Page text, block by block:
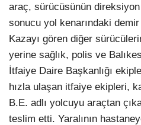
araç, sürücüsünün
sonucu yol kenarındaki
Kazayı gören diğer
yerine sağlık, polis ve
İtfaiye Daire Başkanlığı
hızla ulaşan itfaiye ekipleri,
B.E. adlı yolcuyu araçtan
teslim etti. Yaralının